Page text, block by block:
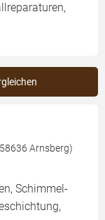
Arnsberg)
Schimmel-